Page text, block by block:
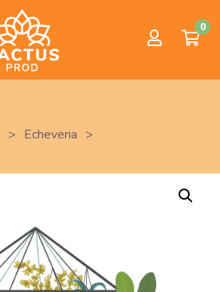
0
> Echeveria >